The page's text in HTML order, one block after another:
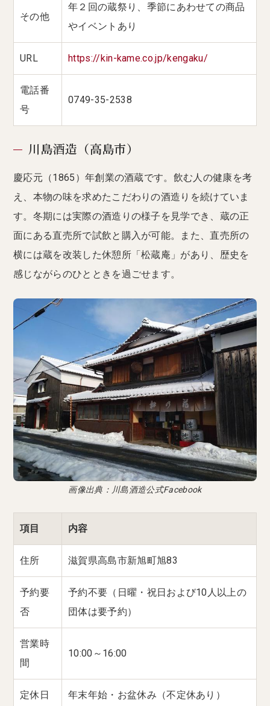
その他
年２回の蔵祭り、季節にあわせての商品
やイベントあり
URL https://kin-kame.co.jp/kengaku/
電話番
号
0749-35-2538
川島酒造（高島市）
慶応元（1865）年創業の酒蔵です。飲む人の健康を考
え、本物の味を求めたこだわりの酒造りを続けていま
す。冬期には実際の酒造りの様子を見学でき、蔵の正
面にある直売所で試飲と購入が可能。また、直売所の
横には蔵を改装した休憩所「松蔵庵」があり、歴史を
感じながらのひとときを過ごせます。
画像出典：川島酒造公式Facebook
項目 内容
住所 滋賀県高島市新旭町旭83
予約要
否
予約不要（日曜・祝日および10人以上の
団体は要予約）
営業時
間
10:00～16:00
定休日 年末年始・お盆休み（不定休あり）